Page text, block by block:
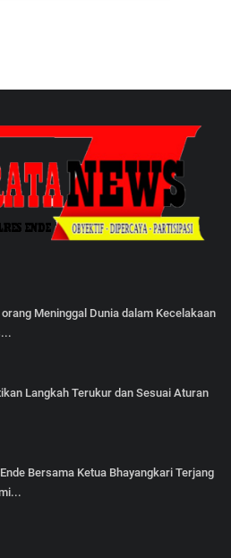
Meninggal Dunia dalam Kecelakaan
Langkah Terukur dan Sesuai Aturan
Bersama Ketua Bhayangkari Terjang